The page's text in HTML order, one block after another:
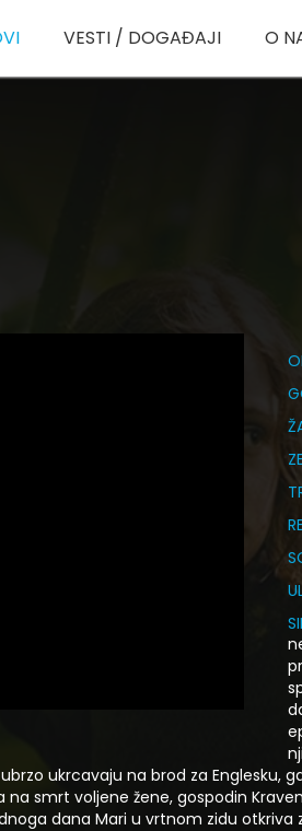
VESTI / DOGAĐAJI O
ukrcavaju na brod za
na smrt voljene žene, gospodin
dana Mari u vrtnom zidu